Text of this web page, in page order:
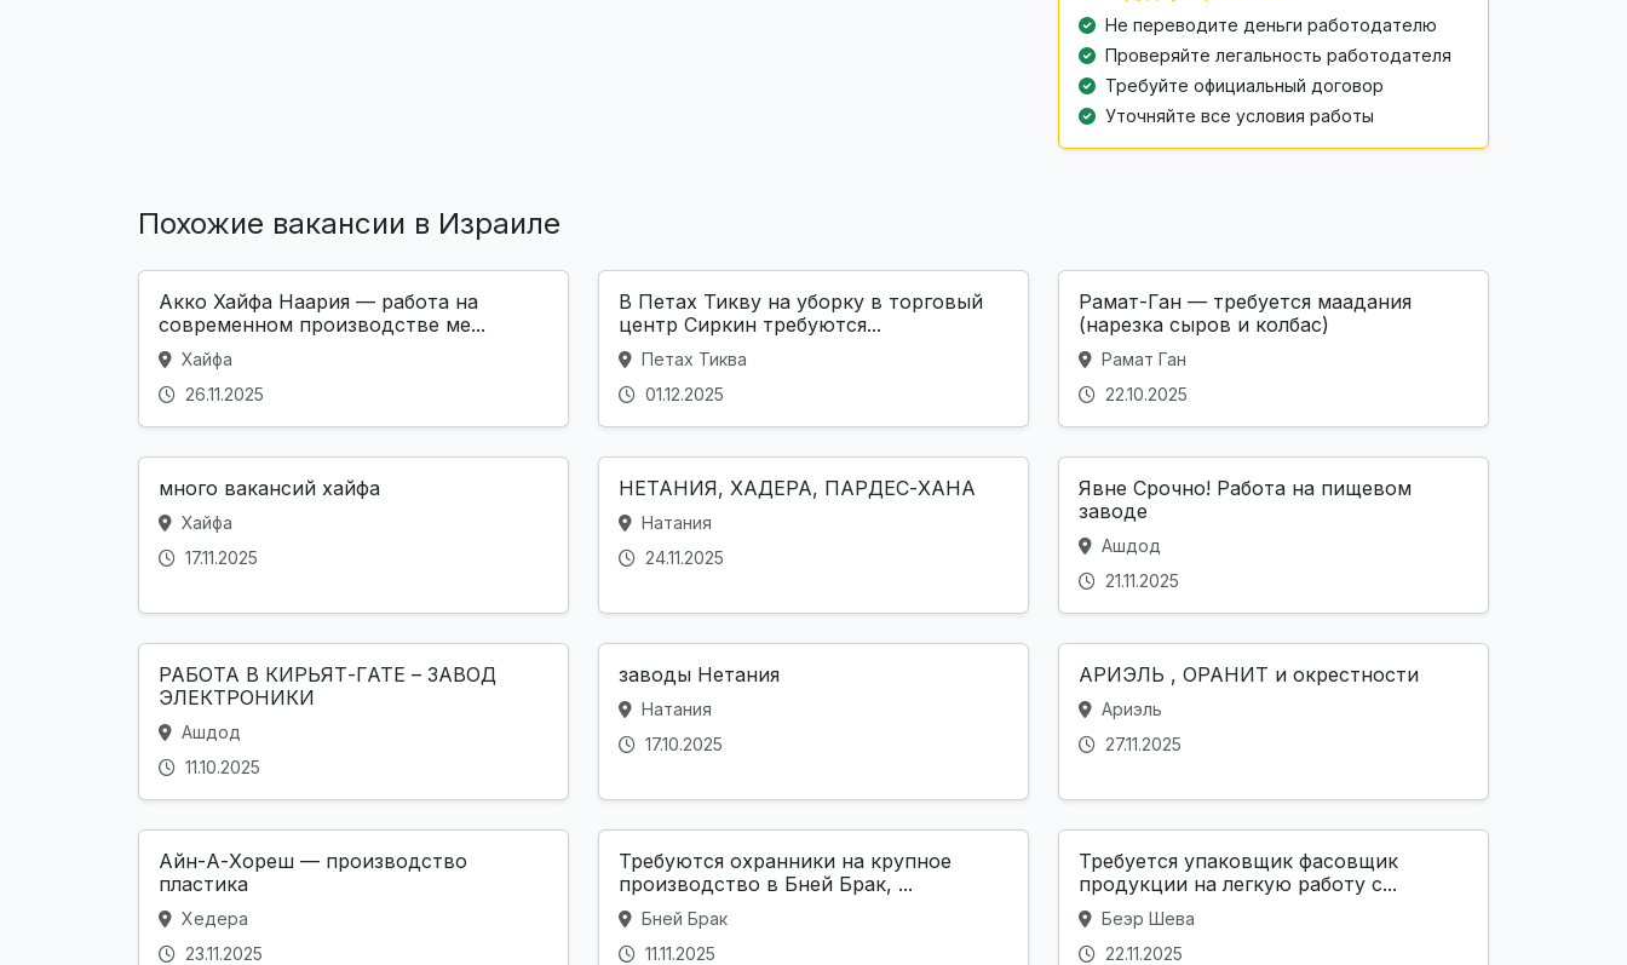
Не переводите деньги работодателю
Проверяйте легальность работодателя
Требуйте официальный договор
Уточняйте все условия работы
Похожие вакансии в Израиле
Акко Хайфа Наария — работа на
современном производстве ме...
Хайфа
26.11.2025
В Петах Тикву на уборку в торговый
центр Сиркин требуются...
Петах Тиква
01.12.2025
Рамат-Ган — требуется маадания
(нарезка сыров и колбас)
Рамат Ган
22.10.2025
много вакансий хайфа
Хайфа
17.11.2025
НЕТАНИЯ, ХАДЕРА, ПАРДЕС-ХАНА
Натания
24.11.2025
Явне Срочно! Работа на пищевом
заводе
Ашдод
21.11.2025
РАБОТА В КИРЬЯТ-ГАТЕ – ЗАВОД
ЭЛЕКТРОНИКИ
Ашдод
11.10.2025
заводы Нетания
Натания
17.10.2025
АРИЭЛЬ , ОРАНИТ и окрестности
Ариэль
27.11.2025
Айн-А-Хореш — производство
пластика
Хедера
23.11.2025
Требуются охранники на крупное
производство в Бней Брак, ...
Бней Брак
11.11.2025
Требуется упаковщик фасовщик
продукции на легкую работу с...
Беэр Шева
22.11.2025